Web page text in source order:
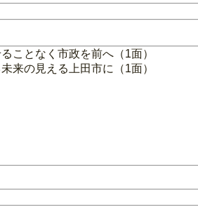
ことなく市政を前へ（1面）
来の見える上田市に（1面）